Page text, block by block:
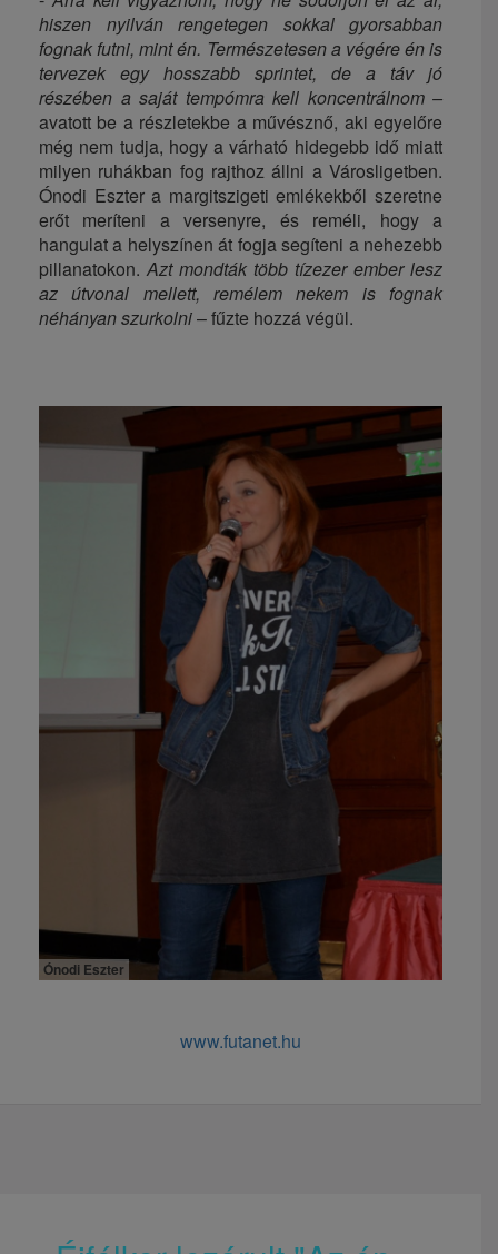
hiszen nyilván rengetegen sokkal gyorsabban
fognak futni, mint én. Természetesen a végére én is
tervezek egy hosszabb sprintet, de a táv jó
részében a saját tempómra kell koncentrálnom –
avatott be a részletekbe a művésznő, aki egyelőre
még nem tudja, hogy a várható hidegebb idő miatt
milyen ruhákban fog rajthoz állni a Városligetben.
Ónodi Eszter a margitszigeti emlékekből szeretne
erőt meríteni a versenyre, és reméli, hogy a
hangulat a helyszínen át fogja segíteni a nehezebb
pillanatokon.Azt mondták több tízezer ember lesz
az útvonal mellett, remélem nekem is fognak
néhányan szurkolni– fűzte hozzá végül.
Ónodi Eszter
www.futanet.hu